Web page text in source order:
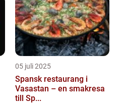
05 juli 2025
Spansk restaurang i
Vasastan – en smakresa
till Sp...